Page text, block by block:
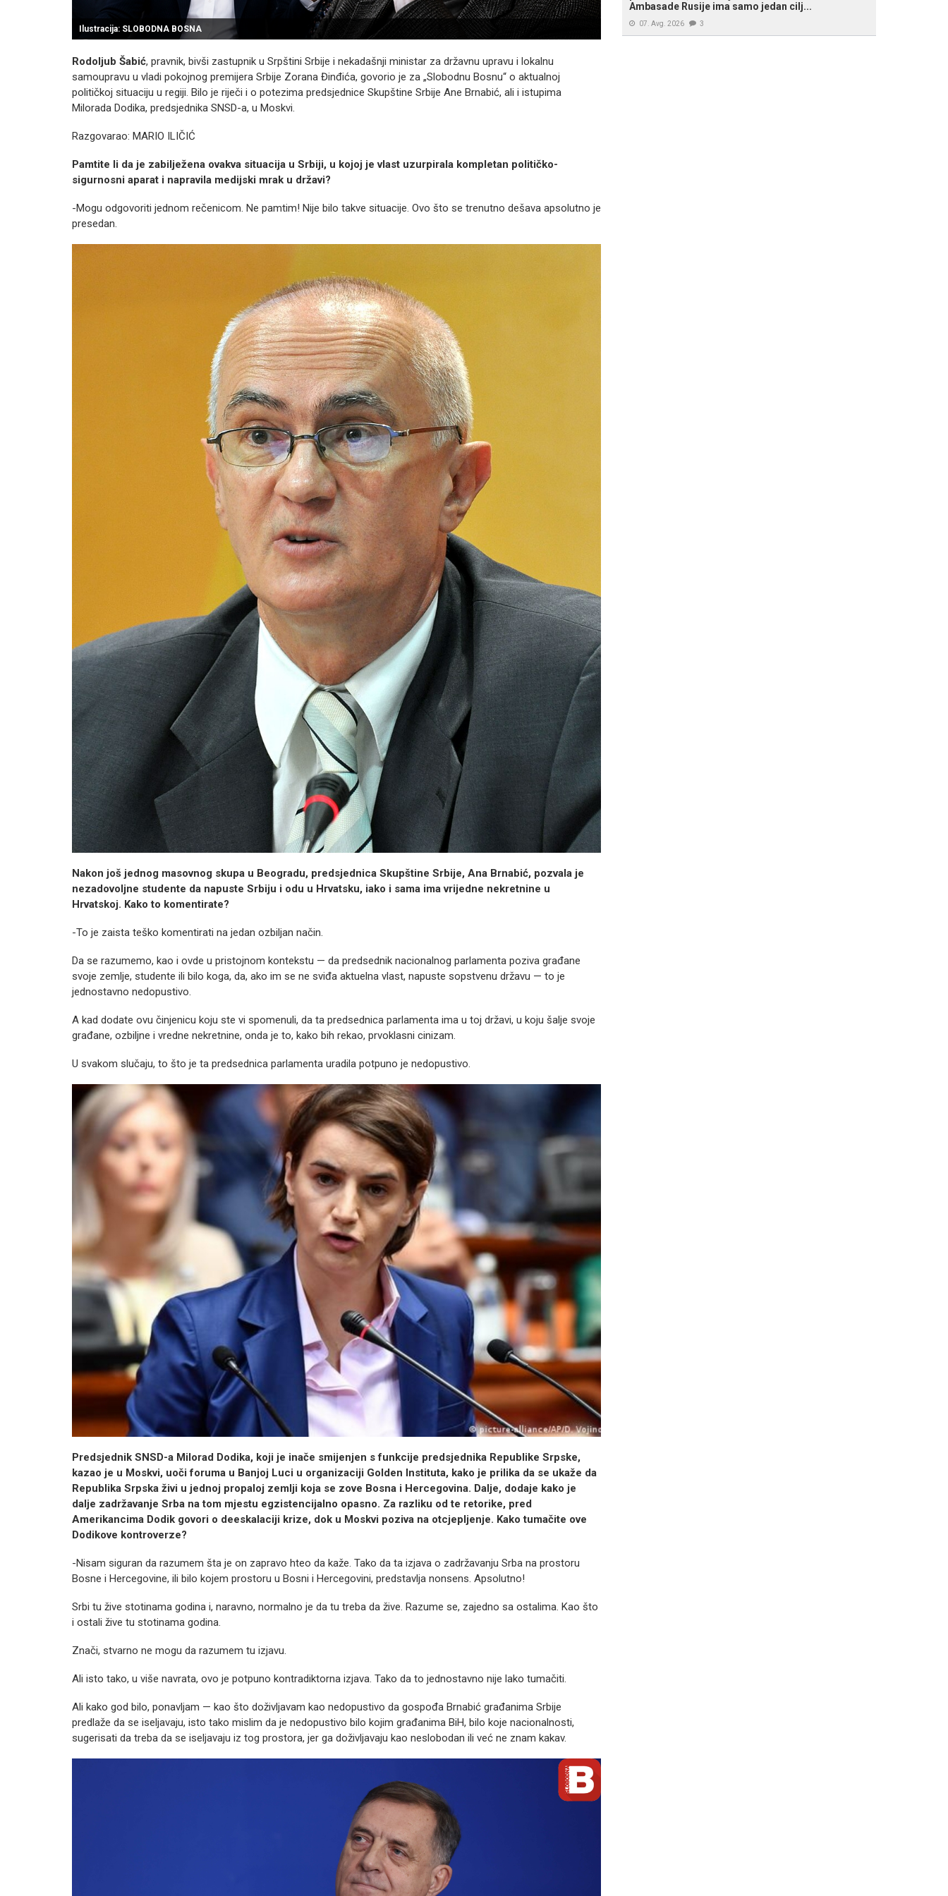
Ilustracija: SLOBODNA BOSNA Ilustracija
Rodoljub Šabić, pravnik, bivši zastupnik u Srpštini Srbije i nekadašnji ministar za državnu upravu i lokalnu
samoupravu u vladi pokojnog premijera Srbije Zorana Đinđića, govorio je za „Slobodnu Bosnu“ o aktualnoj
političkoj situaciju u regiji. Bilo je riječi i o potezima predsjednice Skupštine Srbije Ane Brnabić, ali i istupima
Milorada Dodika, predsjednika SNSD-a, u Moskvi.
Razgovarao: MARIO ILIČIĆ
Pamtite li da je zabilježena ovakva situacija u Srbiji, u kojoj je vlast uzurpirala kompletan političko-
sigurnosni aparat i napravila medijski mrak u državi?
-Mogu odgovoriti jednom rečenicom. Ne pamtim! Nije bilo takve situacije. Ovo što se trenutno dešava apsolutno je
presedan.
Nakon još jednog masovnog skupa u Beogradu, predsjednica Skupštine Srbije, Ana Brnabić, pozvala je
nezadovoljne studente da napuste Srbiju i odu u Hrvatsku, iako i sama ima vrijedne nekretnine u
Hrvatskoj. Kako to komentirate?
-To je zaista teško komentirati na jedan ozbiljan način.
Da se razumemo, kao i ovde u pristojnom kontekstu — da predsednik nacionalnog parlamenta poziva građane
svoje zemlje, studente ili bilo koga, da, ako im se ne sviđa aktuelna vlast, napuste sopstvenu državu — to je
jednostavno nedopustivo.
A kad dodate ovu činjenicu koju ste vi spomenuli, da ta predsednica parlamenta ima u toj državi, u koju šalje svoje
građane, ozbiljne i vredne nekretnine, onda je to, kako bih rekao, prvoklasni cinizam.
U svakom slučaju, to što je ta predsednica parlamenta uradila potpuno je nedopustivo.
Predsjednik SNSD-a Milorad Dodika, koji je inače smijenjen s funkcije predsjednika Republike Srpske,
kazao je u Moskvi, uoči foruma u Banjoj Luci u organizaciji Golden Instituta, kako je prilika da se ukaže da
Republika Srpska živi u jednoj propaloj zemlji koja se zove Bosna i Hercegovina. Dalje, dodaje kako je
dalje zadržavanje Srba na tom mjestu egzistencijalno opasno. Za razliku od te retorike, pred
Amerikancima Dodik govori o deeskalaciji krize, dok u Moskvi poziva na otcjepljenje. Kako tumačite ove
Dodikove kontroverze?
-Nisam siguran da razumem šta je on zapravo hteo da kaže. Tako da ta izjava o zadržavanju Srba na prostoru
Bosne i Hercegovine, ili bilo kojem prostoru u Bosni i Hercegovini, predstavlja nonsens. Apsolutno!
Srbi tu žive stotinama godina i, naravno, normalno je da tu treba da žive. Razume se, zajedno sa ostalima. Kao što
i ostali žive tu stotinama godina.
Znači, stvarno ne mogu da razumem tu izjavu.
Ali isto tako, u više navrata, ovo je potpuno kontradiktorna izjava. Tako da to jednostavno nije lako tumačiti.
Ali kako god bilo, ponavljam — kao što doživljavam kao nedopustivo da gospođa Brnabić građanima Srbije
predlaže da se iseljavaju, isto tako mislim da je nedopustivo bilo kojim građanima BiH, bilo koje nacionalnosti,
sugerisati da treba da se iseljavaju iz tog prostora, jer ga doživljavaju kao neslobodan ili već ne znam kakav.
Ambasade Rusije ima samo jedan cilj...
07. Avg. 2026 3